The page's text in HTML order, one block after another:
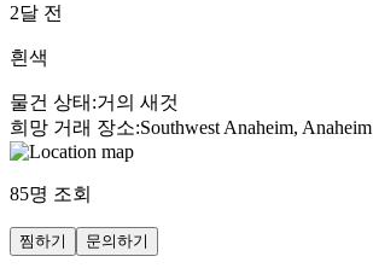
2달 전
흰색
물건 상태 :거의 새것
희망 거래 장소:Southwest Anaheim, Anaheim
85명 조회
찜하기 문의하기